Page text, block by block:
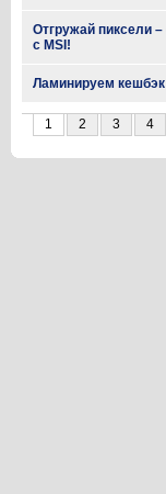
Отгружай пиксели
с MSI!
Ламинируем кешбэк
1 2 3 4